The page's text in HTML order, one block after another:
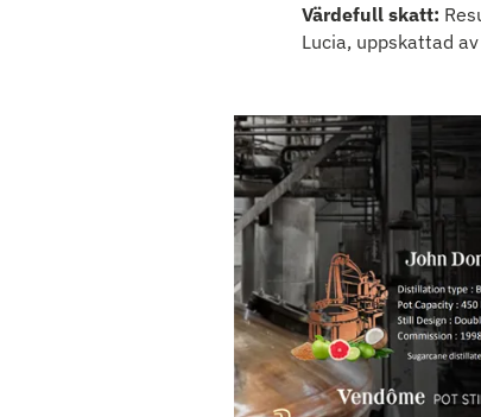
Värdefull skatt:
Lucia, uppskattad